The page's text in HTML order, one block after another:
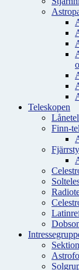
Teleskopen
Finn-